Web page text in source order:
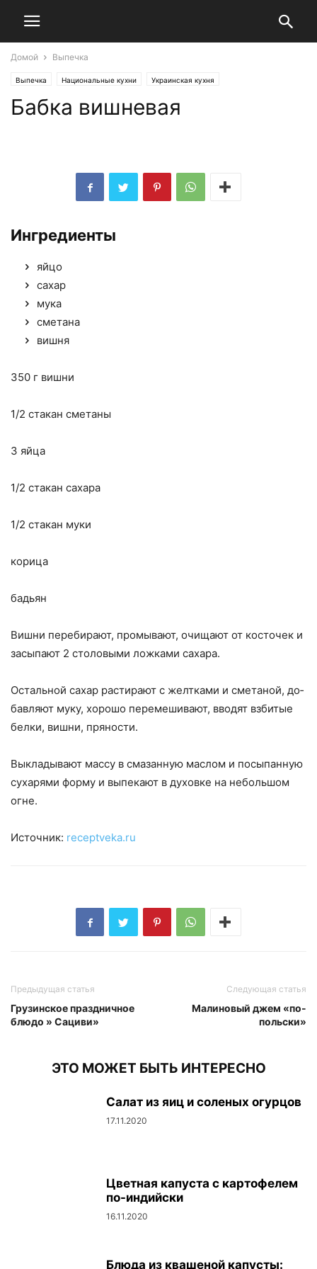
Домой Выпечка
Выпечка Национальные кухни Украинская кухня
Бабка вишневая
Ингредиенты
яйцо
сахар
мука
сметана
вишня
350 г вишни
1/2 стакан сметаны
3 яйца
1/2 стакан сахара
1/2 стакан муки
корица
бадьян
Вишни перебирают, промывают, очищают от косточек и
засыпают 2 столовыми ложками сахара.
Остальной сахар растирают с желтками и сметаной, до­
бавляют муку, хорошо перемешивают, вводят взбитые
бел­ки, вишни, пряности.
Выкладывают массу в смазанную маслом и посыпан­ную
сухарями форму и выпекают в духовке на небольшом
огне.
Источник: receptveka.ru
Предыдущая статья
Грузинское праздничное
блюдо » Сациви»
Следующая статья
Малиновый джем «по-
польски»
ЭТО МОЖЕТ БЫТЬ ИНТЕРЕСНО
Салат из яиц и соленых огурцов
17.11.2020
Цветная капуста с картофелем
по-индийски
16.11.2020
Блюда из квашеной капусты: